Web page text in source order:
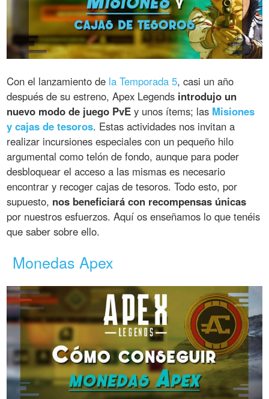
Con el lanzamiento de la Temporada 5, casi un año
después de su estreno, Apex Legends introdujo un
nuevo modo de juego PvE y unos ítems; las Misiones
y cajas de tesoros. Estas actividades nos invitan a
realizar incursiones especiales con un pequeño hilo
argumental como telón de fondo, aunque para poder
desbloquear el acceso a las mismas es necesario
encontrar y recoger cajas de tesoros. Todo esto, por
supuesto, nos beneficiará con recompensas únicas
por nuestros esfuerzos. Aquí os enseñamos lo que tenéis
que saber sobre ello.
Monedas Apex